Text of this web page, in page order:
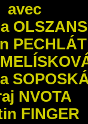
avec
PECHLÁT
NVOTA
FINGER